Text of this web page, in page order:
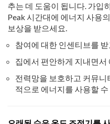
추는 데 도움이 됩니다. 가입
Peak 시간대에 에너지 사용
보상을 받으세요.
참여에 대한 인센티브를
집에서 편안하게 지내면
전력망을 보호하고 커뮤니
적으로 에너지를 사용할